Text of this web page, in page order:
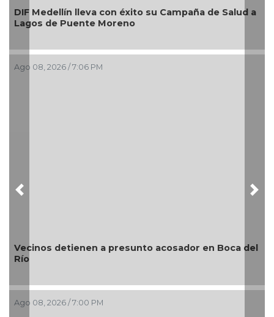
DIF Medellín lleva con éxito su Campaña de Salud a
Lagos de Puente Moreno
Ago 08, 2026 / 7:06 PM
Vecinos detienen a presunto acosador en Boca del
Río
Ago 08, 2026 / 7:00 PM
Previous